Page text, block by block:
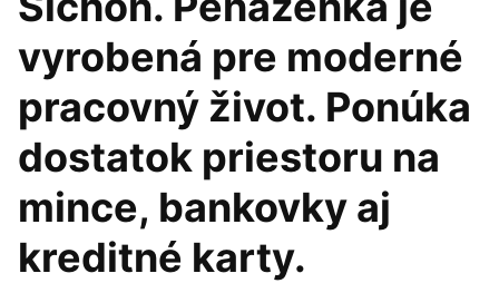
vyrobená pre moderné
pracovný život. Ponúka
dostatok priestoru na
mince, bankovky aj
kreditné karty.